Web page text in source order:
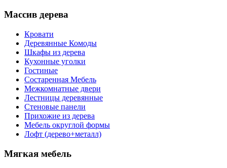
Массив дерева
Кровати
Деревянные Комоды
Шкафы из дерева
Кухонные уголки
Гостиные
Состаренная Мебель
Межкомнатные двери
Лестницы деревянные
Стеновые панели
Прихожие из дерева
Мебель округлой формы
Лофт (дерево+металл)
Мягкая мебель